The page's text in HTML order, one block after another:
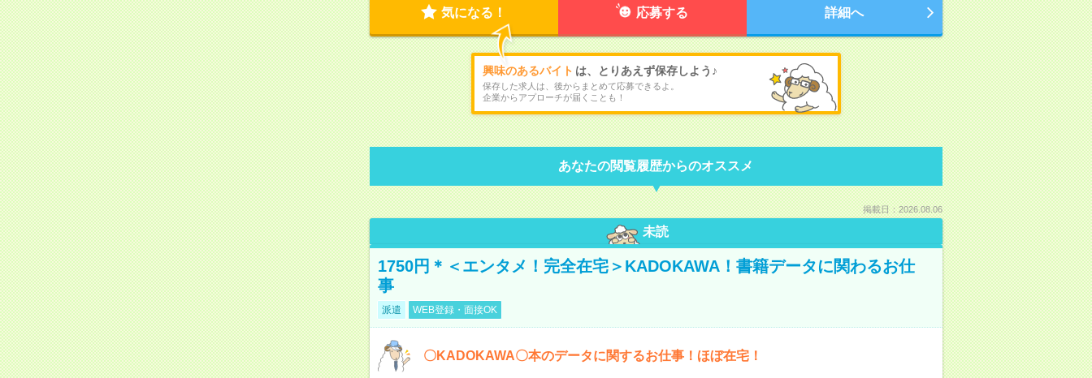
気になる！ 応募する 詳細へ
興味のあるバイト は、とりあえず保存しよう♪
保存した求人は、後からまとめて応募できるよ。
企業からアプローチが届くことも！
あなたの閲覧履歴からのオススメ
掲載日：2026.08.06
未読
1750円＊＜エンタメ！完全在宅＞KADOKAWA！書籍データに関わるお仕
事
派遣 WEB登録・面接OK
〇KADOKAWA〇本のデータに関するお仕事！ほぼ在宅！